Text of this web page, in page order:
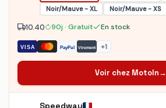
Noir/Mauve - XL
Noir/Mauve - XS
VISA PayPal Virement +1
10.40 90j · Gratuit En stock
Voir chez MotoIn→
Speedway